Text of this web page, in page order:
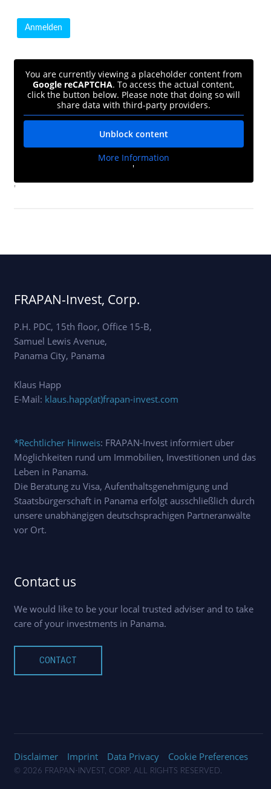
You are currently viewing a placeholder content from
Google reCAPTCHA. To access the actual content,
click the button below. Please note that doing so will
share data with third-party providers.
Unblock content
More Information
'
'
FRAPAN-Invest, Corp.
P.H. PDC, 15th floor, Office 15-B,
Samuel Lewis Avenue,
Panama City, Panama
Klaus Happ
E-Mail: klaus.happ(at)frapan-invest.com
*Rechtlicher Hinweis: FRAPAN-Invest informiert über
Möglichkeiten rund um Immobilien, Investitionen und das
Leben in Panama.
Die Beratung zu Visa, Aufenthaltsgenehmigung und
Staatsbürgerschaft in Panama erfolgt ausschließlich durch
unsere unabhängigen deutschsprachigen Partneranwälte
vor Ort.
Contact us
We would like to be your local trusted adviser and to take
care of your investments in Panama.
CONTACT
Disclaimer Imprint Data Privacy Cookie Preferences
© 2026 FRAPAN-INVEST, CORP. ALL RIGHTS RESERVED.